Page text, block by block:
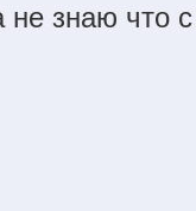
знаю что с